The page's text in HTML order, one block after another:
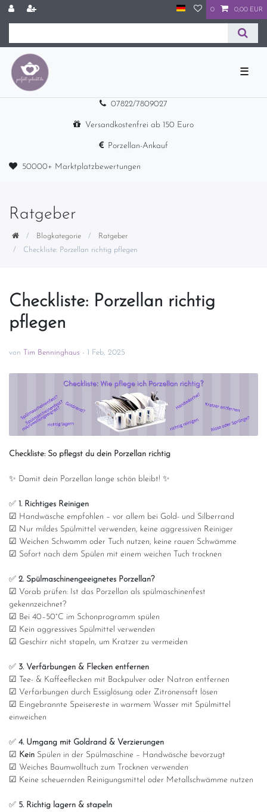
0 0,00 EUR
☰
07822/7809027
Versandkostenfrei ab 150 Euro
Porzellan-Ankauf
50000+ Marktplatzbewertungen
Ratgeber
Blogkategorie
Ratgeber
Checkliste: Porzellan richtig pflegen
Checkliste: Porzellan richtig
pflegen
von Tim Benninghaus - 1 Feb, 2025
Checkliste: So pflegst du dein Porzellan richtig
✨ Damit dein Porzellan lange schön bleibt! ✨
✅ 1. Richtiges Reinigen
☑ Handwäsche empfohlen – vor allem bei Gold- und Silberrand
☑ Nur mildes Spülmittel verwenden, keine aggressiven Reiniger
☑ Weichen Schwamm oder Tuch nutzen, keine rauen Schwämme
☑ Sofort nach dem Spülen mit einem weichen Tuch trocknen
✅ 2. Spülmaschinengeeignetes Porzellan?
☑ Vorab prüfen: Ist das Porzellan als spülmaschinenfest
gekennzeichnet?
☑ Bei 40–50°C im Schonprogramm spülen
☑ Kein aggressives Spülmittel verwenden
☑ Geschirr nicht stapeln, um Kratzer zu vermeiden
✅ 3. Verfärbungen & Flecken entfernen
☑ Tee- & Kaffeeflecken mit Backpulver oder Natron entfernen
☑ Verfärbungen durch Essiglösung oder Zitronensaft lösen
☑ Eingebrannte Speisereste in warmem Wasser mit Spülmittel
einweichen
✅ 4. Umgang mit Goldrand & Verzierungen
☑ Kein Spülen in der Spülmaschine – Handwäsche bevorzugt
☑ Weiches Baumwolltuch zum Trocknen verwenden
☑ Keine scheuernden Reinigungsmittel oder Metallschwämme nutzen
✅ 5. Richtig lagern & stapeln